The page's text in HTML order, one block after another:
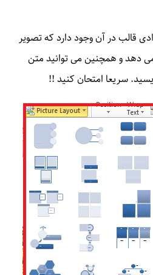
قالب در آن وجود دارد که تصویر
می دهد و همچنین می توانید متن
سریعا امتحان کنید !!